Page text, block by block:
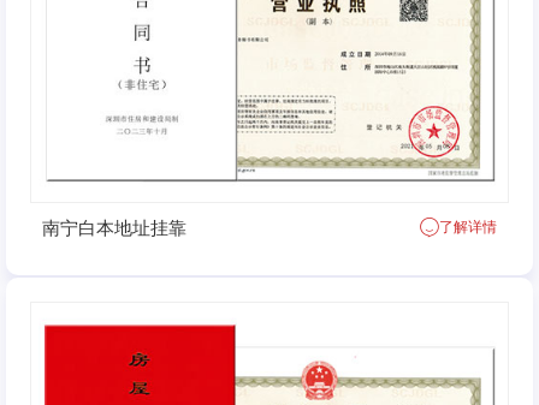
南宁白本地址挂靠 了解详情